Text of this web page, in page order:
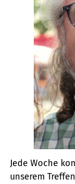
Jede Woche
unserem